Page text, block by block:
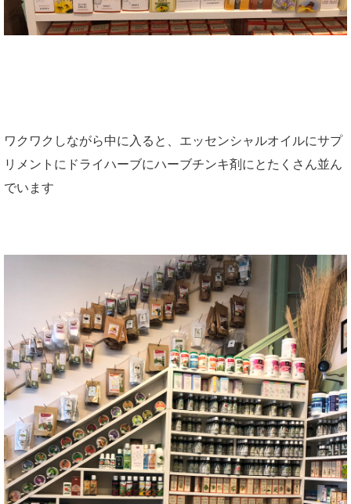
ワクワクしながら中に入ると、エッセンシャルオイルにサプ
リメントにドライハーブにハーブチンキ剤にとたくさん並ん
でいます